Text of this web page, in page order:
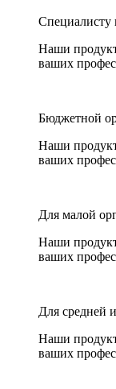
Специалисту
Наши
ваших
Бюджетной
Наши
ваших
Для малой
Наши
ваших
Для средней
Наши
ваших